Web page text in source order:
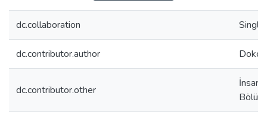
dc.collaboration
dc.contributor.author Doko,
dc.contributor.other
İnsan